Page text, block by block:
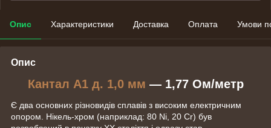
Опис Характеристики Доставка Оплата Умови
Опис
Кантал A1 д. 1,0 мм — 1,77 Ом/метр
Є два основних різновидів сплавів з високим електричним
опором. Нікель-хром (наприклад: 80 Ni, 20 Cr) був